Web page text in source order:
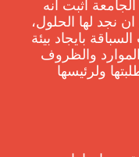
اثبت انه
نجد لها الحلول،
بايجاد بيئة
والظروف
ولرئيسها